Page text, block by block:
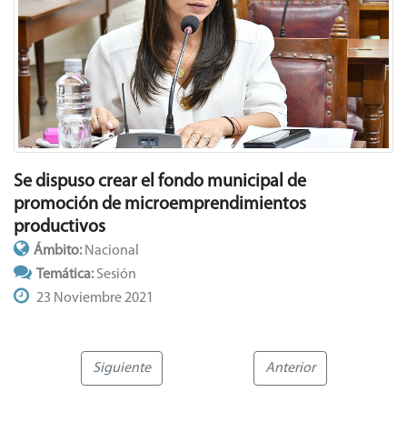
Se dispuso crear el fondo municipal de
promoción de microemprendimientos
productivos
Ámbito:Nacional
Temática:Sesión
23 Noviembre 2021
Siguiente Anterior